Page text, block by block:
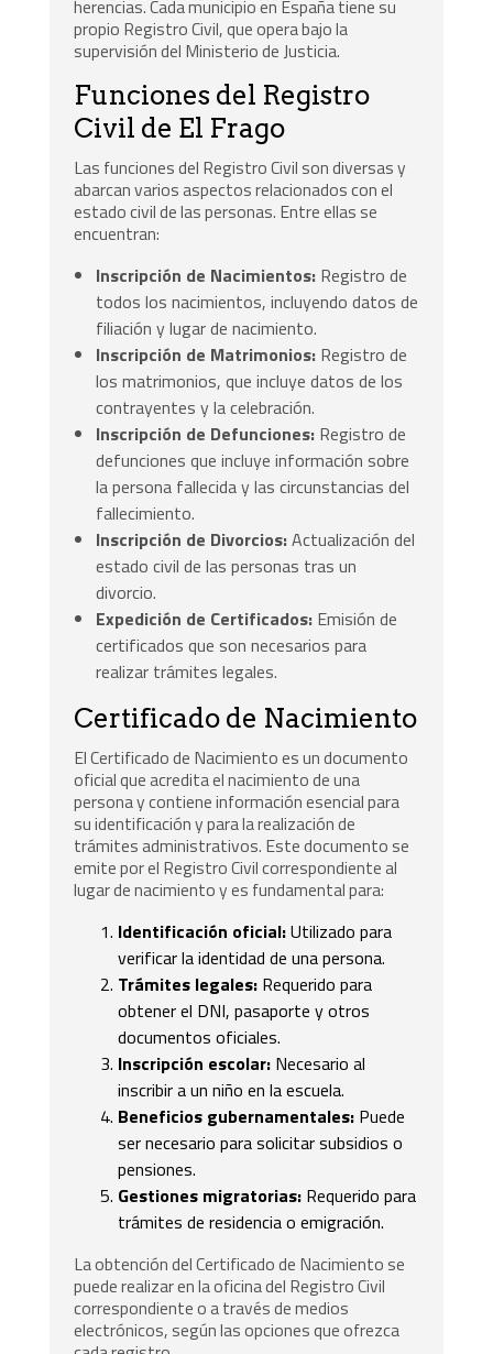
herencias. Cada municipio en España tiene su
propio Registro Civil, que opera bajo la
supervisión del Ministerio de Justicia.
Funciones del Registro
Civil de El Frago
Las funciones del Registro Civil son diversas y
abarcan varios aspectos relacionados con el
estado civil de las personas. Entre ellas se
encuentran:
Inscripción de Nacimientos: Registro de
todos los nacimientos, incluyendo datos de
filiación y lugar de nacimiento.
Inscripción de Matrimonios: Registro de
los matrimonios, que incluye datos de los
contrayentes y la celebración.
Inscripción de Defunciones: Registro de
defunciones que incluye información sobre
la persona fallecida y las circunstancias del
fallecimiento.
Inscripción de Divorcios:Actualización del
estado civil de las personas tras un
divorcio.
Expedición de Certificados: Emisión de
certificados que son necesarios para
realizar trámites legales.
Certificado de Nacimiento
El Certificado de Nacimiento es un documento
oficial que acredita el nacimiento de una
persona y contiene información esencial para
su identificación y para la realización de
trámites administrativos. Este documento se
emite por el Registro Civil correspondiente al
lugar de nacimiento y es fundamental para:
Identificación oficial:Utilizado para
verificar la identidad de una persona.
Trámites legales: Requerido para
obtener el DNI, pasaporte y otros
documentos oficiales.
Inscripción escolar: Necesario al
inscribir a un niño en la escuela.
Beneficios gubernamentales: Puede
ser necesario para solicitar subsidios o
pensiones.
Gestiones migratorias: Requerido para
trámites de residencia o emigración.
La obtención del Certificado de Nacimiento se
puede realizar en la oficina del Registro Civil
correspondiente o a través de medios
electrónicos, según las opciones que ofrezca